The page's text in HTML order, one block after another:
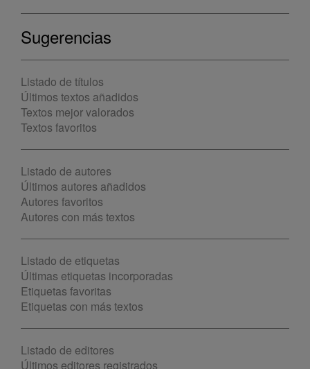
Sugerencias
Listado de títulos
Últimos textos añadidos
Textos mejor valorados
Textos favoritos
Listado de autores
Últimos autores añadidos
Autores favoritos
Autores con más textos
Listado de etiquetas
Últimas etiquetas incorporadas
Etiquetas favoritas
Etiquetas con más textos
Listado de editores
Últimos editores registrados